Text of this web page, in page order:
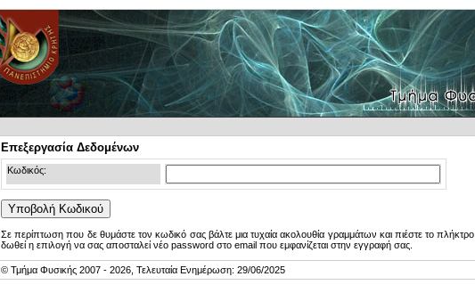
Επεξεργασία Δεδομένων
Κωδικός:
Σε περίπτωση που δε θυμάστε τον κωδικό σας βάλτε μια τυχαία ακολουθία γραμμάτων και πιέστε το
δωθεί η επιλογή να σας αποσταλεί νέο password στο email που εμφανίζεται στην εγγραφή σας.
© Τμήμα Φυσικής 2007 - 2026, Τελευταία Ενημέρωση: 29/06/2025